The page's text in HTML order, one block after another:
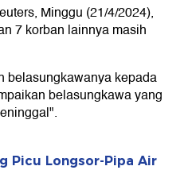
Minggu (21/4/2024),
7 korban lainnya masih
belasungkawanya kepada
belasungkawa yang
Picu Longsor-Pipa Air